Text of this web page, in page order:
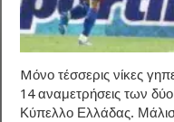
Mόνο τέσσερις νίκες
14 αναμετρήσεις των
Κύπελλο Ελλάδας.